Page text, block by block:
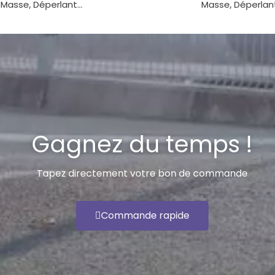
Masse, Déperlant... Masse,
Gagnez du temps !
Tapez directement votre bon de commande
Commande rapide